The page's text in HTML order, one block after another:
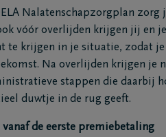
Evenementen
Blog
Vooruitdenken
Nalatenschapzorgplan zorg
vóór overlijden krijgen jij en
te krijgen in je situatie, zodat je
Na overlijden krijgen je
stappen die daarbij
duwtje in de rug geeft.
vanaf de eerste premiebetaling